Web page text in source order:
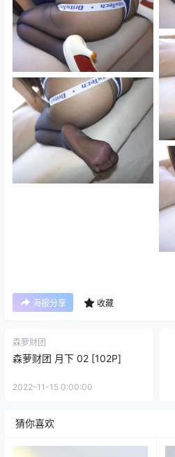
海报分享 收藏
森萝财团
森萝财团 月下 02 [102P]
2022-11-15 0:00:00
猜你喜欢